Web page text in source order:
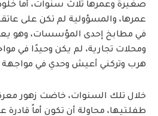
صغيرة وعمرها ثلاث سنوات، أما
عمرها، والمسؤولية لم تكن على
في مطابخ إحدى المؤسسات، وهو
ومحلات تجارية، لم يكن وحيدًا في
هرب وتركني أعيش وحدي في مواجهة
خلال تلك السنوات، خاضت زهور
طفلتيها، محاولة أن تكون أماً